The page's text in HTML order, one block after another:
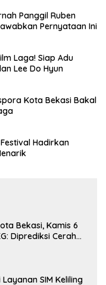
Panggil Ruben
Pernyataan Ini
Laga! Siap Adu
Lee Do Hyun
Kota Bekasi Bakal
Hadirkan
Bekasi, Kamis 6
Diprediksi Cerah
SIM Keliling